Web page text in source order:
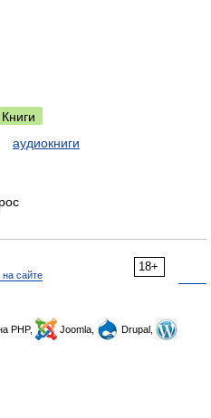
Книги
аудиокниги
18+
сайте
PHP, Joomla,
Drupal,